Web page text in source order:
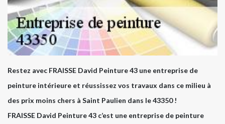
Restez avec FRAISSE David Peinture 43 une entreprise de
peinture intérieure et réussissez vos travaux dans ce milieu à
des prix moins chers à Saint Paulien dans le 43350 !
FRAISSE David Peinture 43 c’est une entreprise de peinture